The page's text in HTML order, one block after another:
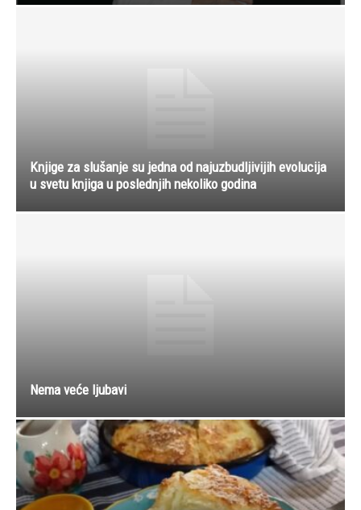
Knjige za slušanje su jedna od najuzbudljivijih evolucija
u svetu knjiga u poslednjih nekoliko godina
Nema veće ljubavi